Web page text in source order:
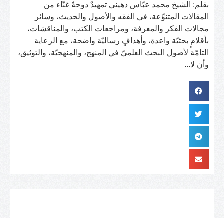
بقلم: الشيخ محمد عبّاس دهيني تمهيدٌ دوحةٌ غنّاء من
المقالات المتنوِّعة، في الفقه والأصول والحديث، وسائر
مجالات الفكر والمعرفة، ومراجعات الكتب، والمناقشات،
بأقلامٍ بحثيّة واعدة، وأهدافٍ رساليّة واضحة، مع الرعاية
التامّة لأصول البحث العلميّ في المنهج، والمنهجيّة، والتوثيق،
وأن لا...